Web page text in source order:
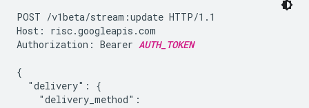
POST /v1beta/stream:update HTTP/1.1
Host: risc.googleapis.com
Authorization: Bearer AUTH_TOKEN
{
  "delivery": {
    "delivery_method":